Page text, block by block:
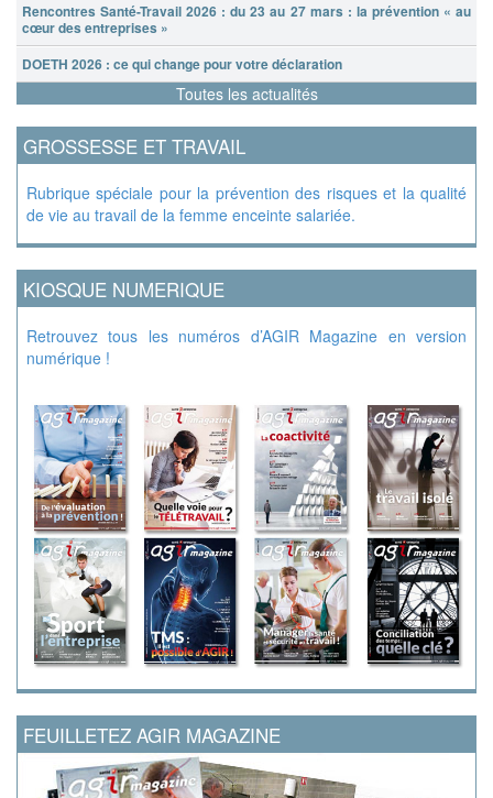
Rencontres Santé-Travail 2026 : du 23 au 27 mars : la prévention « au
cœur des entreprises »
DOETH 2026 : ce qui change pour votre déclaration
Toutes les actualités
GROSSESSE ET TRAVAIL
Rubrique spéciale pour la prévention des risques et la qualité
de vie au travail de la femme enceinte salariée.
KIOSQUE NUMERIQUE
Retrouvez tous les numéros d’AGIR Magazine en version
numérique !
FEUILLETEZ AGIR MAGAZINE